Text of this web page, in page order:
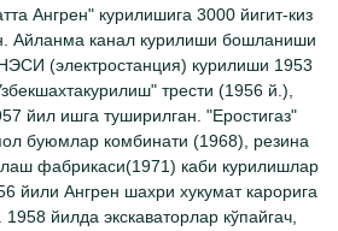
Ангрен" курилишига 3000 йигит-киз
Айланма канал курилиши бошланиши
(электростанция) курилиши 1953
трести (1956 й.),
йил ишга туширилган. "Еростигаз"
буюмлар комбинати (1968), резина
фабрикаси(1971) каби курилишлар
йили Ангрен шахри хукумат карорига
йилда экскаваторлар кўпайгач,